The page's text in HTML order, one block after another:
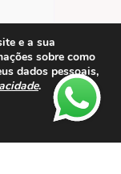
e a sua
sobre como
dados pessoais,
.